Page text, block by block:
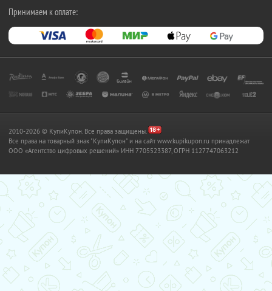
Принимаем к оплате:
2010-2026 © КупиКупон. Все права защищены.
Все права на товарный знак "КупиКупон" и на сайт www.kupikupon.ru принадлежат
OOO «Агентство цифровых решений» ИНН 7705523387, ОГРН 1127747063212